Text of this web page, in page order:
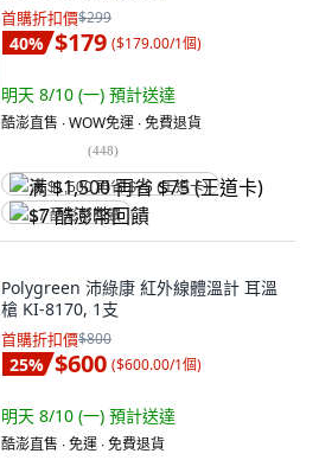
首購折扣價$299
40% $179 ($179.00/1個)
明天 8/10 (一) 預計送達
酷澎直售 ∙ WOW免運 ∙ 免費退貨
(448)
满 $1,500 再省 $75 (王道卡)
$7 酷澎幣回饋
Polygreen 沛綠康 紅外線體溫計 耳溫
槍 KI-8170, 1支
首購折扣價$800
25% $600 ($600.00/1個)
明天 8/10 (一) 預計送達
酷澎直售 ∙ 免運 ∙ 免費退貨